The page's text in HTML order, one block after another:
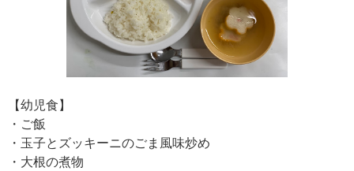
【幼児食】
・ご飯
・玉子とズッキーニのごま風味炒め
・大根の煮物